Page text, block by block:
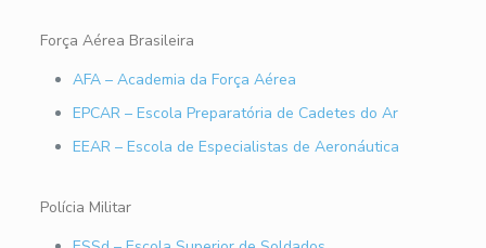
Força Aérea Brasileira
AFA – Academia da Força Aérea
EPCAR – Escola Preparatória de Cadetes do Ar
EEAR – Escola de Especialistas de Aeronáutica
Polícia Militar